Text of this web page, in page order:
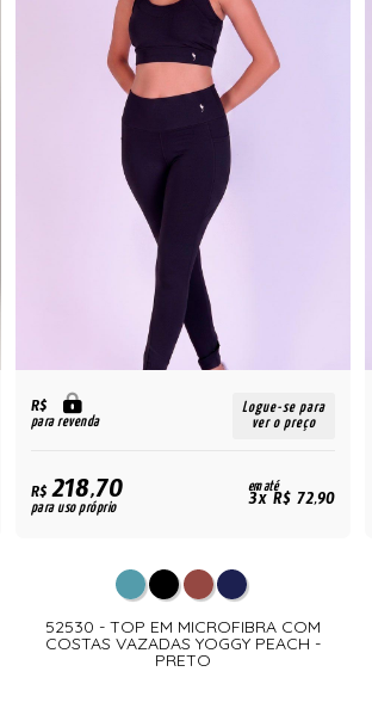
R$
para revenda
Logue-se para
ver o preço
R$218,70
para uso próprio
em até
3x R$ 72,90
52530 - TOP EM MICROFIBRA COM
COSTAS VAZADAS YOGGY PEACH -
PRETO